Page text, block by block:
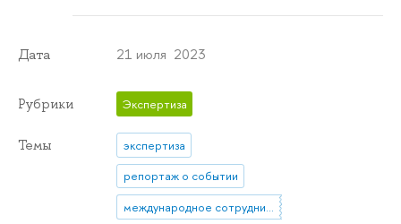
Дата 21 июля 2023
Рубрики Экспертиза
Темы
экспертиза
репортаж о событии
международное сотрудничество